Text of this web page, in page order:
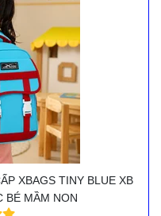
XBAGS TINY BLUE XB
BÉ MẦM NON